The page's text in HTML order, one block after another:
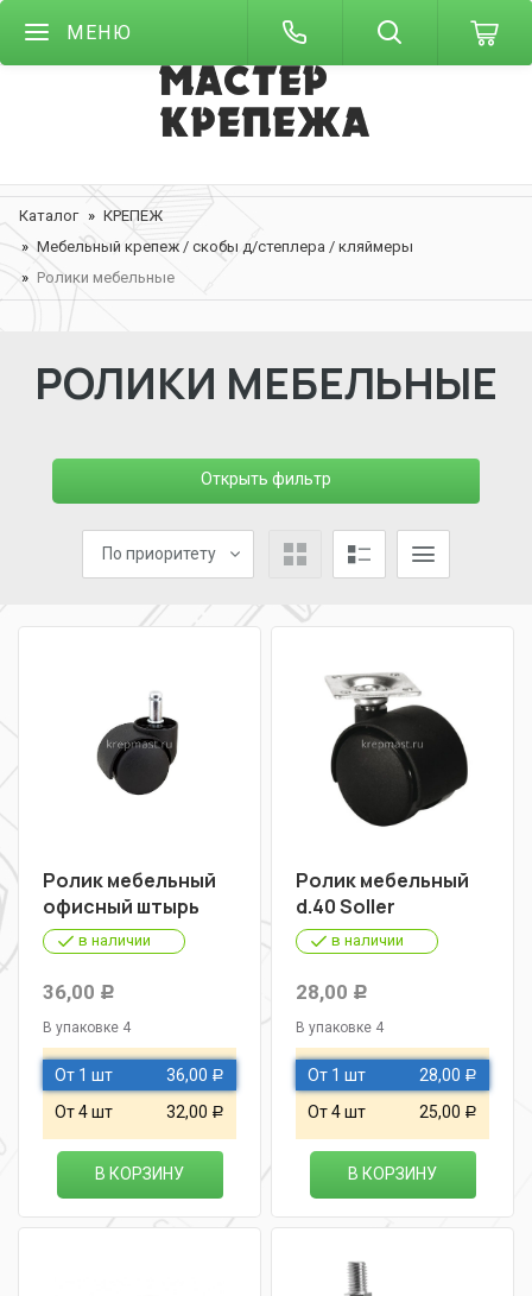
МЕНЮ
Каталог
КРЕПЕЖ
Мебельный крепеж / скобы д/степлера / кляймеры
Ролики мебельные
РОЛИКИ МЕБЕЛЬНЫЕ
Открыть фильтр
По приоритету
Ролик мебельный
офисный штырь
в наличии
36,00 Р
В упаковке 4
От 1 шт 36,00 Р
От 4 шт 32,00 Р
В КОРЗИНУ
Ролик мебельный
d.40 Soller
в наличии
28,00 Р
В упаковке 4
От 1 шт 28,00 Р
От 4 шт 25,00 Р
В КОРЗИНУ